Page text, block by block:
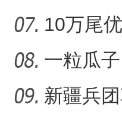
体验非
10万尾
新疆沙
一粒瓜
的名片？
新疆兵